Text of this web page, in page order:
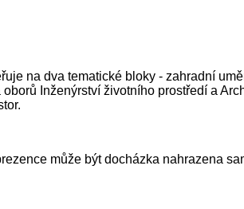
na dva tematické bloky - zahradní
Inženýrství životního prostředí a
může být docházka nahrazena